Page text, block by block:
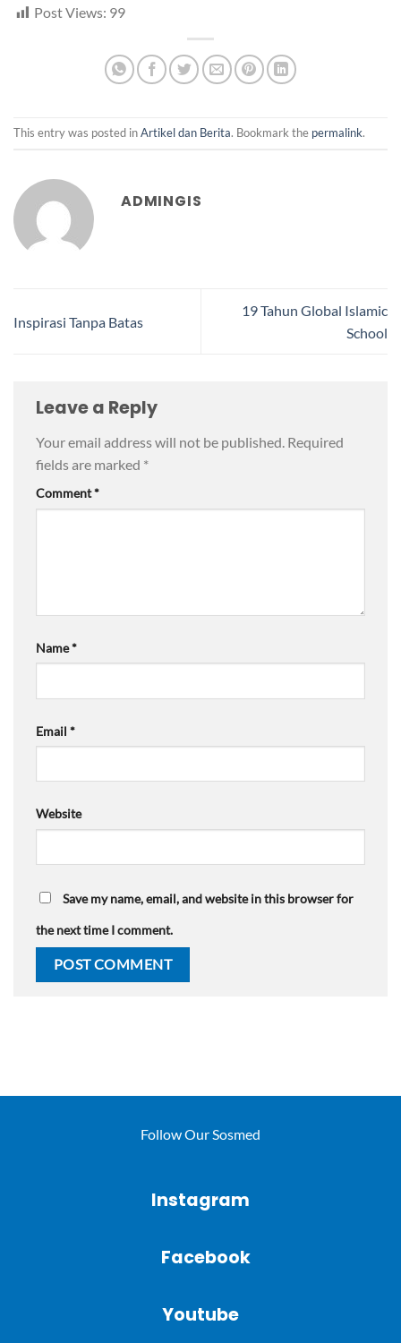
Post Views: 99
This entry was posted inArtikel dan Berita. Bookmark the permalink.
ADMINGIS
Inspirasi Tanpa Batas
19 Tahun Global Islamic
School
Leave a Reply
Your email address will not be published. Required
fields are marked *
Comment*
Name*
Email *
Website
Save my name, email, and website in this browser for
the next time I comment.
Follow Our Sosmed
Instagram
Facebook
Youtube